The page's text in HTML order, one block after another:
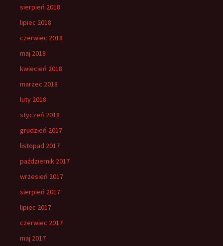
sierpień 2018
lipiec 2018
czerwiec 2018
maj 2018
kwiecień 2018
marzec 2018
luty 2018
styczeń 2018
grudzień 2017
listopad 2017
październik 2017
wrzesień 2017
sierpień 2017
lipiec 2017
czerwiec 2017
maj 2017